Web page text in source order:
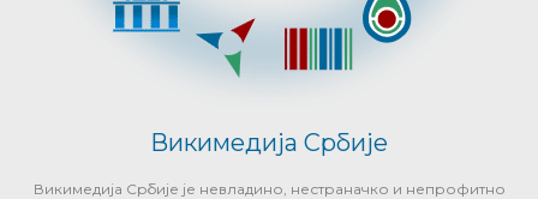
Викимедија Србије
Викимедија Србије је невладино, нестраначко и непрофитно